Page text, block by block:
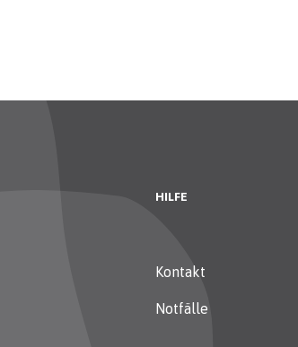
HILFE
Kontakt
Notfälle